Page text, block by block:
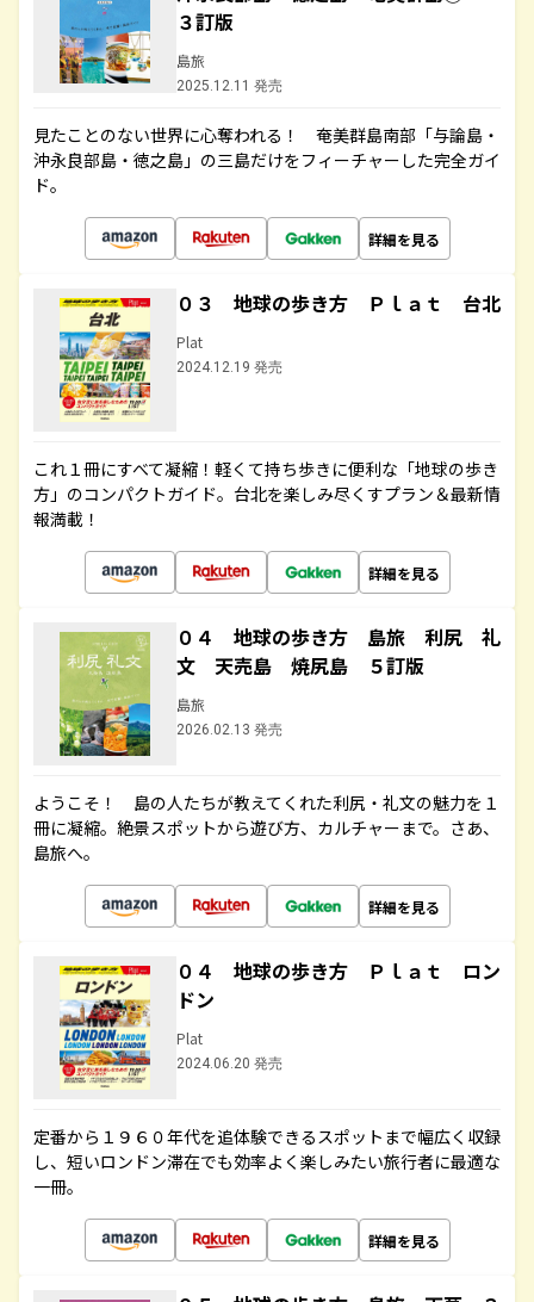
３訂版
島旅
2025.12.11 発売
見たことのない世界に心奪われる！ 奄美群島南部「与論島・
沖永良部島・徳之島」の三島だけをフィーチャーした完全ガイ
ド。
詳細を見る
０３ 地球の歩き方 Ｐｌａｔ 台北
Plat
2024.12.19 発売
これ１冊にすべて凝縮！軽くて持ち歩きに便利な「地球の歩き
方」のコンパクトガイド。台北を楽しみ尽くすプラン＆最新情
報満載！
詳細を見る
０４ 地球の歩き方 島旅 利尻 礼
文 天売島 焼尻島 ５訂版
島旅
2026.02.13 発売
ようこそ！ 島の人たちが教えてくれた利尻・礼文の魅力を１
冊に凝縮。絶景スポットから遊び方、カルチャーまで。さあ、
島旅へ。
詳細を見る
０４ 地球の歩き方 Ｐｌａｔ ロン
ドン
Plat
2024.06.20 発売
定番から１９６０年代を追体験できるスポットまで幅広く収録
し、短いロンドン滞在でも効率よく楽しみたい旅行者に最適な
一冊。
詳細を見る